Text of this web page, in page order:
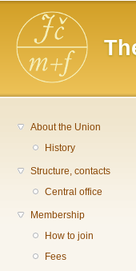
Main menu
About the Union
History
Structure, contacts
Central office
Membership
How to join
Fees